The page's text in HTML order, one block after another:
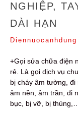
NGHIỆP,
DÀI HẠN
Diennuocanhdung
+Gọi sửa chữa điện
rẻ. Là gọi dịch vụ
bị cháy âm tường,
âm nền, âm trần, đi
bục, bị vỡ, bị thủng,…